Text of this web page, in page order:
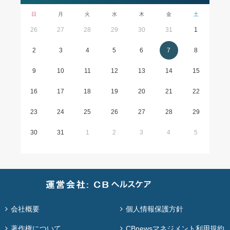
日 月 火 水 木 金 土
26 27 28 29 30 31 1
2 3 4 5 6 7 8
9 10 11 12 13 14 15
16 17 18 19 20 21 22
23 24 25 26 27 28 29
30 31 1 2 3 4 5
会社概要 個人情報保護方針